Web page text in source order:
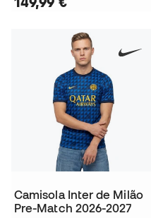
Camisola Inter de Milão
Pre-Match 2026-2027